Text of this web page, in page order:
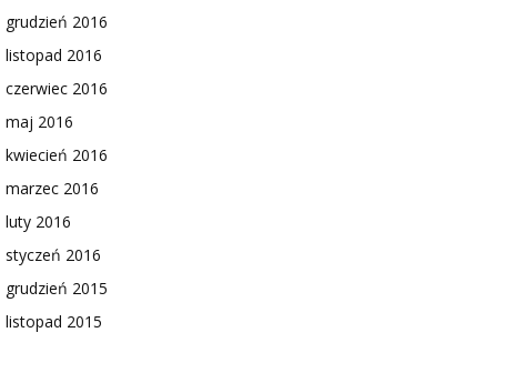
grudzień 2016
listopad 2016
czerwiec 2016
maj 2016
kwiecień 2016
marzec 2016
luty 2016
styczeń 2016
grudzień 2015
listopad 2015